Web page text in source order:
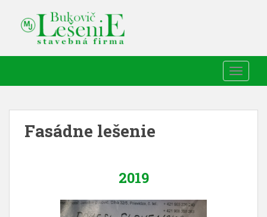
Fasádne lešenie
2019